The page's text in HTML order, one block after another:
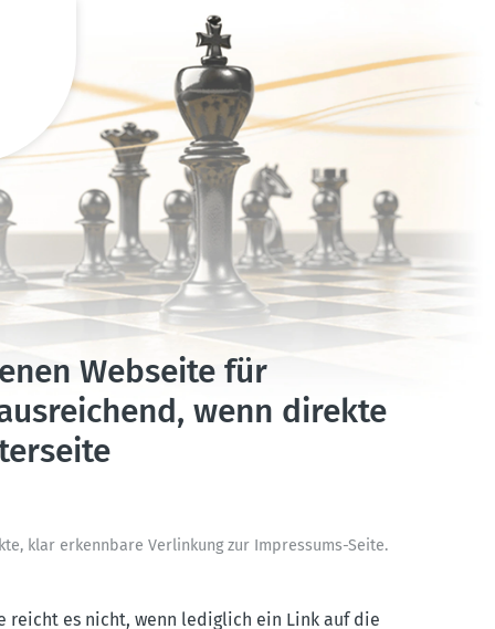
Webseite für
wenn direkte
klar erkennbare Verlinkung zur Impressums-Seite.
reicht es nicht, wenn lediglich ein Link auf die